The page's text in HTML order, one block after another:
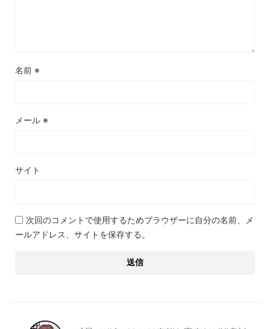
名前 ※
メール ※
サイト
次回のコメントで使用するためブラウザーに自分の名前、メ
ールアドレス、サイトを保存する。